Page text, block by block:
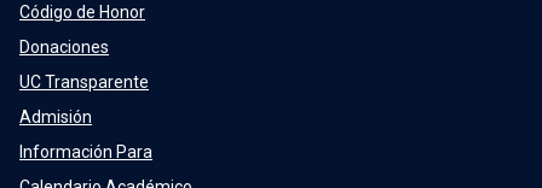
Código de Honor
Donaciones
UC Transparente
Admisión
Información Para